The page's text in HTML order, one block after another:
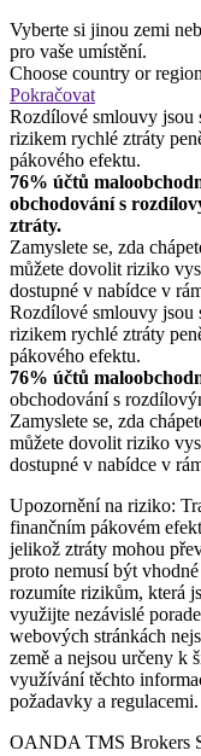
Vyberte si jinou zemi
pro vaše umístění.
Choose country or region
Pokračovat
Rozdílové smlouvy jsou
rizikem rychlé ztráty
pákového efektu.
76% účtů
obchodování s
ztráty.
Zamyslete se, zda
můžete dovolit riziko
dostupné v nabídce v
Rozdílové smlouvy jsou
rizikem rychlé ztráty
pákového efektu.
76% účtů
obchodování s
Zamyslete se, zda
můžete dovolit riziko
dostupné v nabídce v
Upozornění na riziko:
finančním pákovém
jelikož ztráty mohou
proto nemusí být
rozumíte rizikům, která
využijte nezávislé
webových stránkách
země a nejsou určeny k
využívání těchto
požadavky a regulacemi.
OANDA TMS Brokers